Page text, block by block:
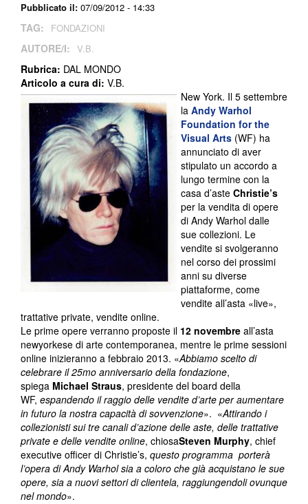
Pubblicato il: 07/09/2012 - 14:33
TAG: FONDAZIONI
AUTORE/I: V.B.
Rubrica: DAL MONDO
Articolo a cura di: V.B.
New York. Il 5 settembre
la Andy Warhol
Foundation for the
Visual Arts(WF) ha
annunciato di aver
stipulato un accordo a
lungo termine con la
casa d’aste Christie’s
per la vendita di opere
di Andy Warhol dalle
sue collezioni. Le
vendite si svolgeranno
nel corso dei prossimi
anni su diverse
piattaforme, come
vendite all’asta «live»,
trattative private, vendite online.
Le prime opere verranno proposte il 12 novembre all’asta
newyorkese di arte contemporanea, mentre le prime sessioni
online inizieranno a febbraio 2013. «Abbiamo scelto di
celebrare il 25mo anniversario della fondazione,
spiega Michael Straus, presidente del board della
WF, espandendo il raggio delle vendite d’arte per aumentare
in futuro la nostra capacità di sovvenzione». «Attirando i
collezionisti sui tre canali d’azione delle aste, delle trattative
private e delle vendite online, chiosaSteven Murphy, chief
executive officer di Christie’s, questo programma porterà
l’opera di Andy Warhol sia a coloro che già acquistano le sue
opere, sia a nuovi settori di clientela, raggiungendoli ovunque
nel mondo».